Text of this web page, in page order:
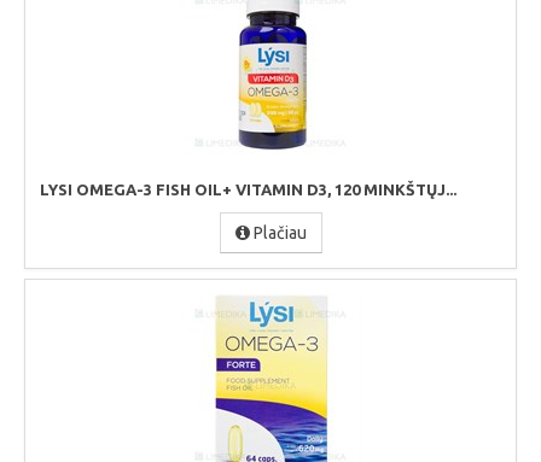
LYSI OMEGA-3 FISH OIL+ VITAMIN D3, 120 MINKŠTŲJ...
Plačiau